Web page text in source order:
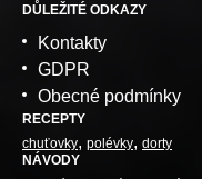
DŮLEŽITÉ ODKAZY
Kontakty
GDPR
Obecné podmínky
RECEPTY
chuťovky polévky dorty
NÁVODY